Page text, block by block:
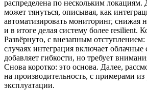
распределена по нескольким
может тянуться, описывая, как
автоматизировать мониторинг, снижая
и в итоге делая систему более resilient.
Развёрнуто, с внезапным
случаях интеграция включает облачные
добавляет гибкости, но требует
Снова коротко: это основа. Далее,
на производительность, с примерами из
эксплуатации.